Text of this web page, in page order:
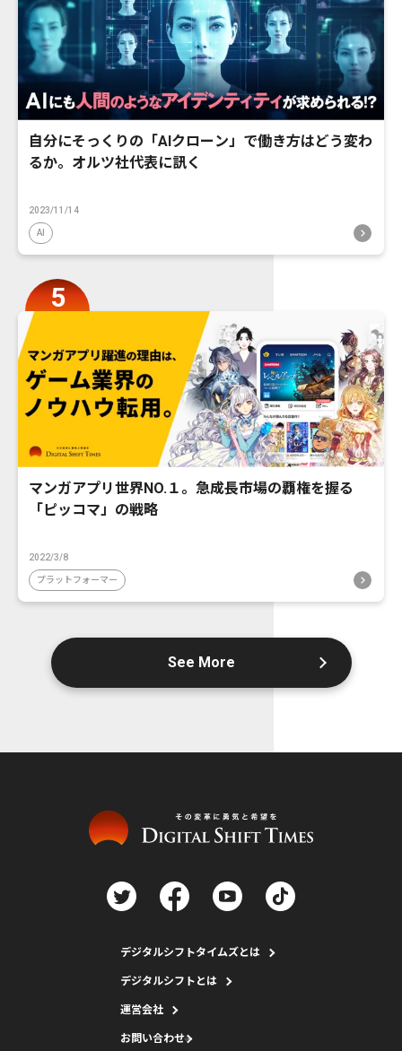
自分にそっくりの「AIクローン」で働き方はどう変わ
るか。オルツ社代表に訊く
2023/11/14
AI
マンガアプリ世界NO.１。急成長市場の覇権を握る
「ピッコマ」の戦略
2022/3/8
プラットフォーマー
See More
デジタルシフトタイムズとは
デジタルシフトとは
運営会社
お問い合わせ